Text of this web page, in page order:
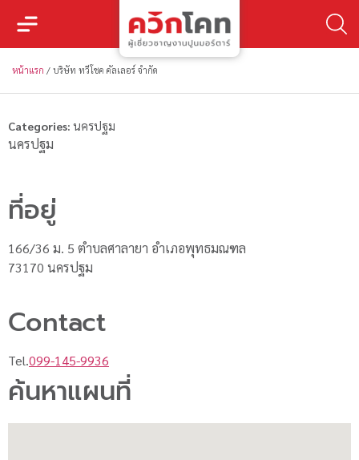
หน้าแรก / บริษัท ทวีโชค คัลเลอร์ จำกัด
Categories: นครปฐม
นครปฐม
ที่อยู่
166/36 ม. 5 ตำบลศาลายา อำเภอพุทธมณฑล
73170 นครปฐม
Contact
Tel.099-145-9936
ค้นหาแผนที่